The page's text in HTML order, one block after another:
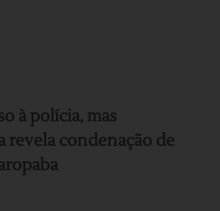
à polícia, mas
condenação de